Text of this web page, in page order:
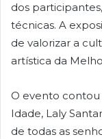
dos
técnicas. A
de valorizar a
artística da
O evento
Idade, Laly
de todas as